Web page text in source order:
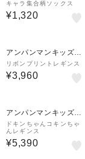
レクション
キャラ集合柄ソックス
¥1,320
アンパンマンキッズコ
レクション
リボンプリントレギンス
¥3,960
アンパンマンキッズコ
レクション
ドキンちゃんコキンちゃ
んレギンス
¥5,390